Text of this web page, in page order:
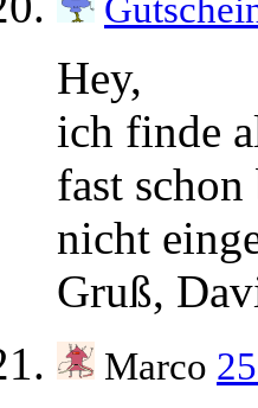
Hey,
ich finde
fast
nicht
Gruß,
Marco